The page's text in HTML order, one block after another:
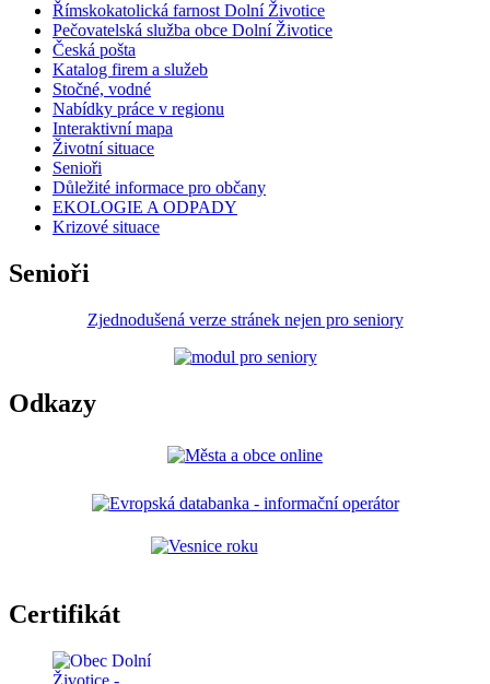
Římskokatolická farnost Dolní Životice
Pečovatelská služba obce Dolní Životice
Česká pošta
Katalog firem a služeb
Stočné, vodné
Nabídky práce v regionu
Interaktivní mapa
Životní situace
Senioři
Důležité informace pro občany
EKOLOGIE A ODPADY
Krizové situace
Senioři
Zjednodušená verze stránek nejen pro seniory
Odkazy
Certifikát